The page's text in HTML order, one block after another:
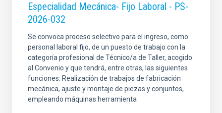
Especialidad Mecánica- Fijo Laboral - PS-
2026-032
Se convoca proceso selectivo para el ingreso, como
personal laboral fijo, de un puesto de trabajo con la
categoría profesional de Técnico/a de Taller, acogido
al Convenio y que tendrá, entre otras, las siguientes
funciones: Realización de trabajos de fabricación
mecánica, ajuste y montaje de piezas y conjuntos,
empleando máquinas herramienta